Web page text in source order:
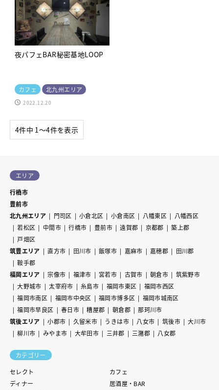
夜パフェBAR秘密基地LOOP
カフェ 北九州エリア
2022.12.20
4件中 1〜4件を表示
エリア
行橋市
豊前市
北九州エリア
門司区 小倉北区 小倉南区 八幡東区
八幡西区
若松区
中間市 行橋市 豊前市 遠賀郡 京都郡
築上郡
戸畑区
筑豊エリア
直方市 田川市 飯塚市 嘉麻市 嘉穂郡
田川郡
鞍手郡
福岡エリア
宗像市 福津市 宮若市 古賀市 朝倉市
筑紫野市
大野城市
太宰府市 糸島市 福岡市東区
福岡市西区
福岡市南区
福岡市中央区 福岡市博多区
福岡市城南区
福岡市早良区
春日市 糟屋郡 朝倉郡
那珂川市
筑後エリア
小郡市 久留米市 うきは市 八女市 筑後市
大川市
柳川市
みやま市 大牟田市 三井郡 三潴郡 八女郡
カテゴリー
セレクト
カフェ
ディナー
居酒屋・BAR